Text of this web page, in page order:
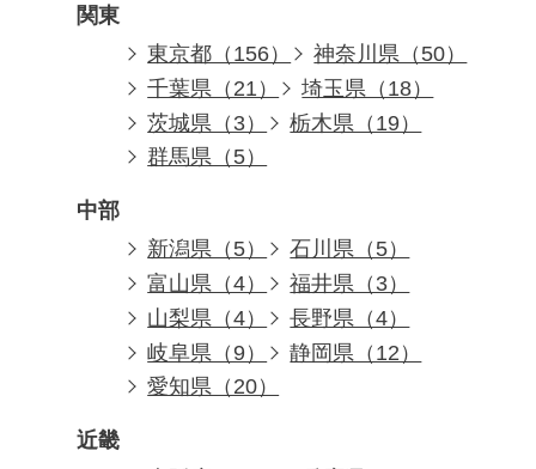
関東
東京都（156）
神奈川県（50）
千葉県（21）
埼玉県（18）
茨城県（3）
栃木県（19）
群馬県（5）
中部
新潟県（5）
石川県（5）
富山県（4）
福井県（3）
山梨県（4）
長野県（4）
岐阜県（9）
静岡県（12）
愛知県（20）
近畿